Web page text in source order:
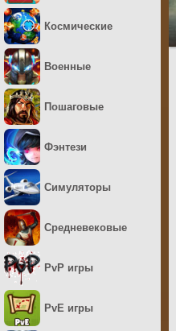
Космические
Военные
Пошаговые
Фэнтези
Симуляторы
Средневековые
PvP игры
PvE игры